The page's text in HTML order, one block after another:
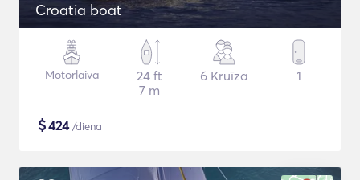
Croatia boat
Motorlaiva
24 ft
7 m
6 Kruīza 1
$424/diena